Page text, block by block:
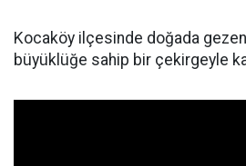
Kocaköy ilçesinde doğada gezen
büyüklüğe sahip bir çekirgeyle